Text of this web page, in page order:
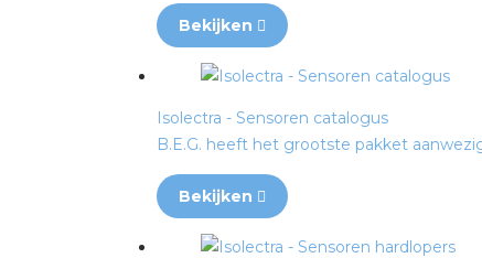
Bekijken
Isolectra - Sensoren catalogus
B.E.G. heeft het grootste pakket
Bekijken